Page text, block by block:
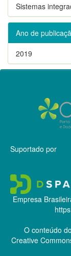
Sistemas
Ano de
2019
Suportado por
Empresa
O conteúdo
Creative